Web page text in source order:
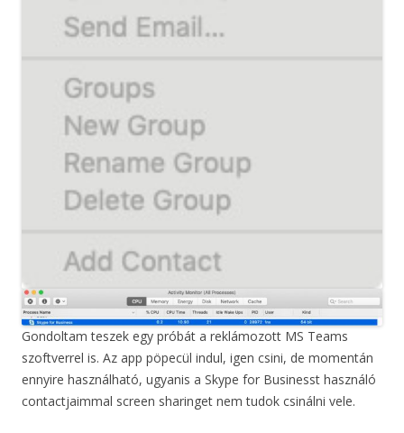
Gondoltam teszek egy próbát a reklámozott MS Teams
szoftverrel is. Az app pöpecül indul, igen csini, de momentán
ennyire használható, ugyanis a Skype for Businesst használó
contactjaimmal screen sharinget nem tudok csinálni vele.